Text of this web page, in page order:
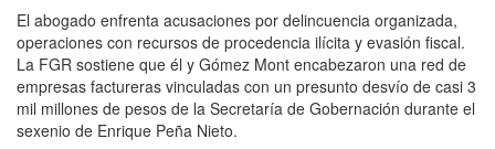
El abogado enfrenta acusaciones por delincuencia organizada,
operaciones con recursos de procedencia ilícita y evasión fiscal.
La FGR sostiene que él y Gómez Mont encabezaron una red de
empresas factureras vinculadas con un presunto desvío de casi 3
mil millones de pesos de la Secretaría de Gobernación durante el
sexenio de Enrique Peña Nieto.